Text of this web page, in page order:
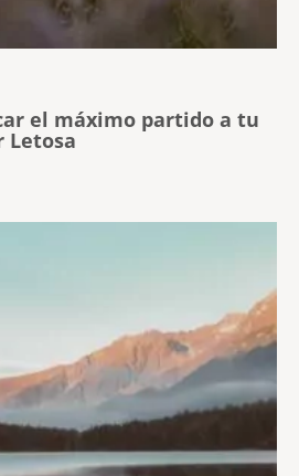
el máximo partido a tu
Letosa